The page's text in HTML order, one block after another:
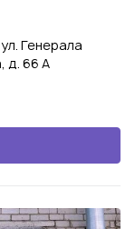
Генерала
д. 66 А